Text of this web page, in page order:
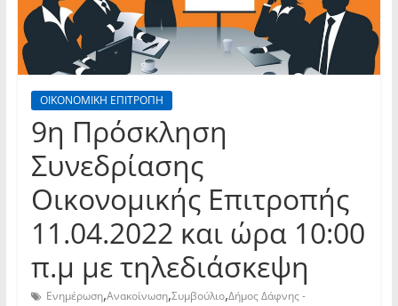
ΟΙΚΟΝΟΜΙΚΗ ΕΠΙΤΡΟΠΗ
9η Πρόσκληση
Συνεδρίασης
Οικονομικής Επιτροπής
11.04.2022 και ώρα 10:00
π.μ με τηλεδιάσκεψη
Ενημέρωση,Ανακοίνωση,Συμβούλιο,Δήμος Δάφνης -